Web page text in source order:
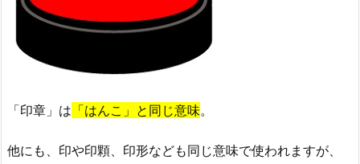
「印章」は 「はんこ」と同じ意味。
他にも、印や印顆、印形なども同じ意味で使われますが、